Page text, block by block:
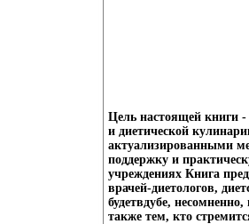
Цель настоящей книги
и диетической
актуализированными
поддержку и
учреждениях Книга
врачей-диетологов,
будетвдубе,
также тем, кто